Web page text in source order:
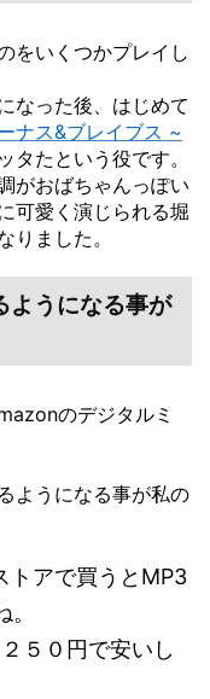
をいくつかプレイし
なった後、はじめて
ナス&ブレイブス ~
タたという役です。
がおばちゃんっぽい
可愛く演じられる堀
りました。
ようになる事が
のデジタルミ
ようになる事が私の
トアで買うとMP3
５０円で安いし